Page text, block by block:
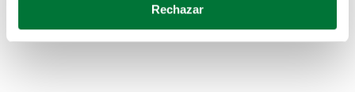
Obtenga más información sobre cómo se procesan sus
Rechazar